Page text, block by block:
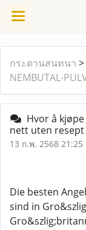
กระดานสนทนา >
NEMBUTAL-
Hvor å kjøpe
nett uten resept
13 ก.พ. 2568 21:25
Die besten
sind in